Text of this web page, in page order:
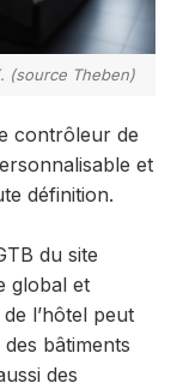
(source Theben)
contrôleur de
et
définition.
du site
global et
l’hôtel peut
bâtiments
des